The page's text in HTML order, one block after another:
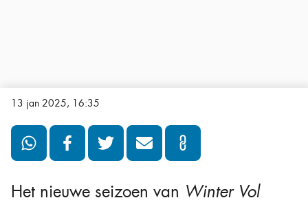
13 jan 2025, 16:35
Het nieuwe seizoen van Winter Vol